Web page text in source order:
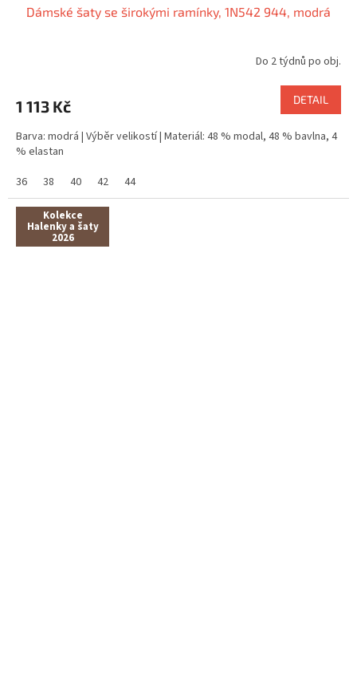
Dámské šaty se širokými ramínky, 1N542 944, modrá
Do 2 týdnů po obj.
1 113 Kč DETAIL
Barva: modrá | Výběr velikostí | Materiál: 48 % modal, 48 % bavlna, 4
% elastan
36
38 40 42 44
Kolekce
Halenky a šaty
2026